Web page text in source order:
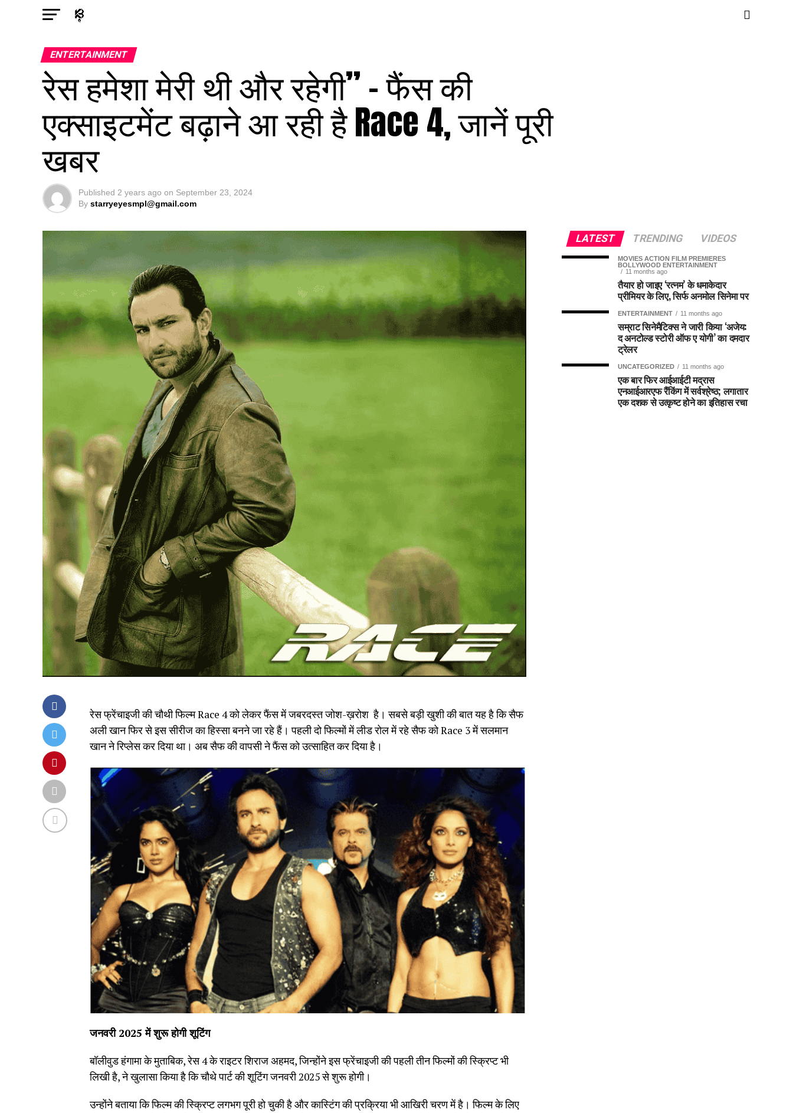
ENTERTAINMENT
रेस हमेशा मेरी थी और रहेगी” – फैंस की
एक्साइटमेंट बढ़ाने आ रही है Race 4, जानें पूरी
खबर
Published 2 years ago on September 23, 2024
By starryeyesmpl@gmail.com
रेस फ्रेंचाइजी की चौथी फिल्म Race 4 को लेकर फैंस में जबरदस्त जोश-ख़रोश है। सबसे बड़ी खुशी की बात यह है कि सैफ
अली खान फिर से इस सीरीज का हिस्सा बनने जा रहे हैं। पहली दो फिल्मों में लीड रोल में रहे सैफ को Race 3 में सलमान
खान ने रिप्लेस कर दिया था। अब सैफ की वापसी ने फैंस को उत्साहित कर दिया है।
जनवरी 2025 में शुरू होगी शूटिंग
बॉलीवुड हंगामा के मुताबिक, रेस 4 के राइटर शिराज अहमद, जिन्होंने इस फ्रेंचाइजी की पहली तीन फिल्मों की स्क्रिप्ट भी
लिखी है, ने खुलासा किया है कि चौथे पार्ट की शूटिंग जनवरी 2025 से शुरू होगी।
उन्होंने बताया कि फिल्म की स्क्रिप्ट लगभग पूरी हो चुकी है और कास्टिंग की प्रक्रिया भी आखिरी चरण में है। फिल्म के लिए
LATEST TRENDING VIDEOS
MOVIES ACTION FILM PREMIERES
BOLLYWOOD ENTERTAINMENT
11 months ago
तैयार हो जाइए ‘रत्नम’ के धमाकेदार
प्रीमियर के लिए, सिर्फ अनमोल सिनेमा पर
ENTERTAINMENT 11 months ago
सम्राट सिनेमैटिक्स ने जारी किया ‘अजेय:
द अनटोल्ड स्टोरी ऑफ ए योगी’ का दमदार
ट्रेलर
UNCATEGORIZED 11 months ago
एक बार फिर आईआईटी मद्रास
एनआईआरएफ रैंकिंग में सर्वश्रेष्ठ; लगातार
एक दशक से उत्कृष्ट होने का इतिहास रचा